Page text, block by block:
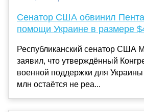
Сенатор США обвинил
помощи Украине в размере
Республиканский сенатор США
заявил, что утверждённый
военной поддержки для
млн остаётся не реа...